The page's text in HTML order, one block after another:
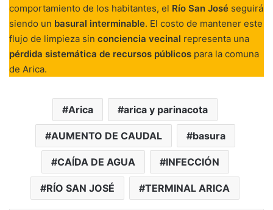
comportamiento de los habitantes, el Río San José seguirá
siendo un basural interminable. El costo de mantener este
flujo de limpieza sin conciencia vecinal representa una
pérdida sistemática de recursos públicos para la comuna
de Arica.
Arica arica y parinacota
AUMENTO DE CAUDAL basura
CAÍDA DE AGUA INFECCIÓN
RÍO SAN JOSÉ TERMINAL ARICA